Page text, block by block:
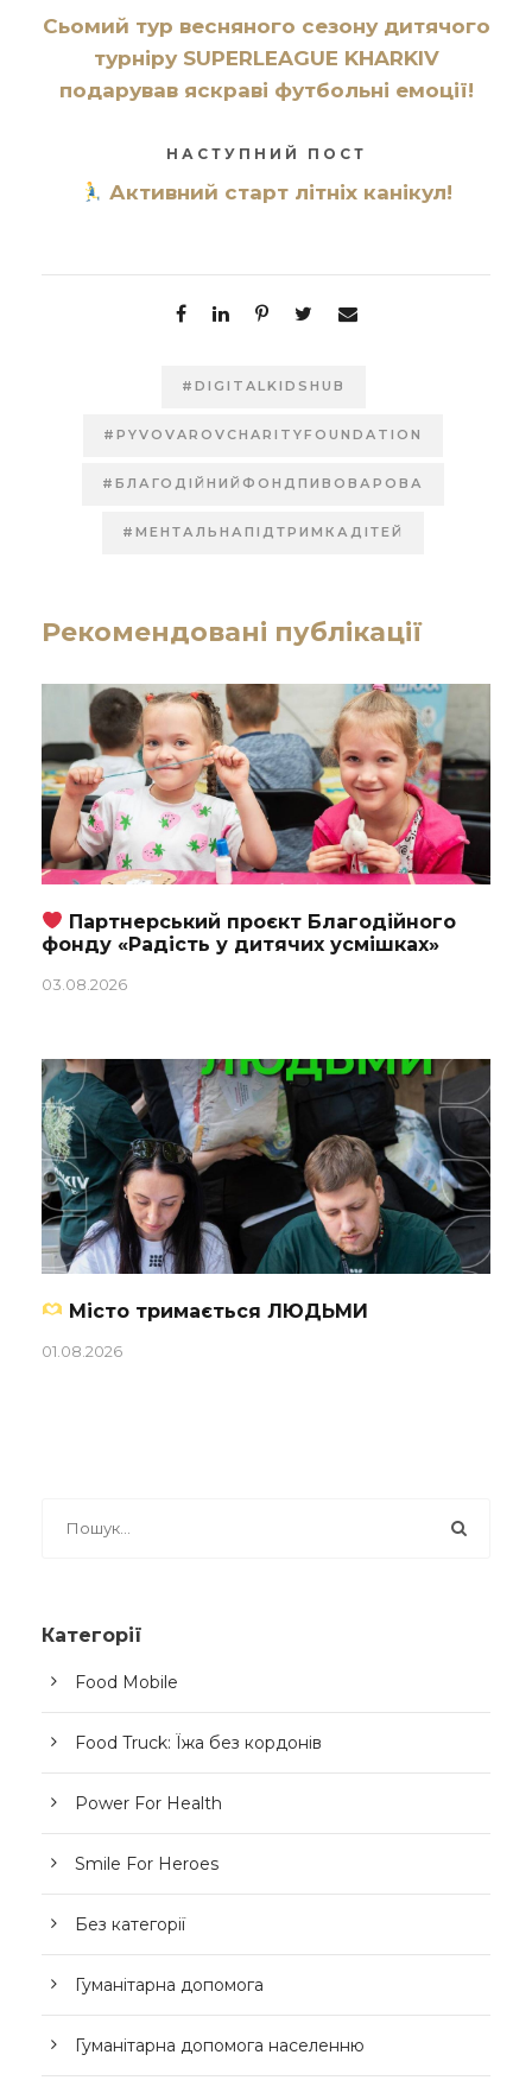
Сьомий тур весняного сезону дитячого
турніру SUPERLEAGUE KHARKIV
подарував яскраві футбольні емоції!
НАСТУПНИЙ ПОСТ
Активний старт літніх канікул!
#DIGITALKIDSHUB
#PYVOVAROVCHARITYFOUNDATION
#БЛАГОДІЙНИЙФОНДПИВОВАРОВА
#МЕНТАЛЬНАПІДТРИМКАДІТЕЙ
Рекомендовані публікації
Партнерський проєкт Благодійного
фонду «Радість у дитячих усмішках»
03.08.2026
Місто тримається ЛЮДЬМИ
01.08.2026
Категорії
Food Mobile
Food Truck: Їжа без кордонів
Power For Health
Smile For Heroes
Без категорії
Гуманітарна допомога
Гуманітарна допомога населенню